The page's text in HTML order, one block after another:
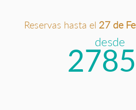
Reservas hasta el 27 de
desde